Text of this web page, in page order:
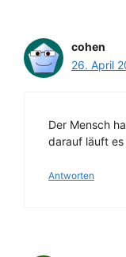
cohen
26. April
Der Mensch
darauf läuft
Antworten